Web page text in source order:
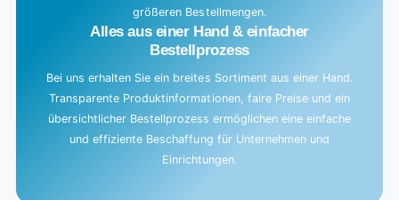
größeren Bestellmengen.
Alles aus einer Hand & einfacher
Bestellprozess
Bei uns erhalten Sie ein breites Sortiment aus einer Hand.
Transparente Produktinformationen, faire Preise und ein
übersichtlicher Bestellprozess ermöglichen eine einfache
und effiziente Beschaffung für Unternehmen und
Einrichtungen.